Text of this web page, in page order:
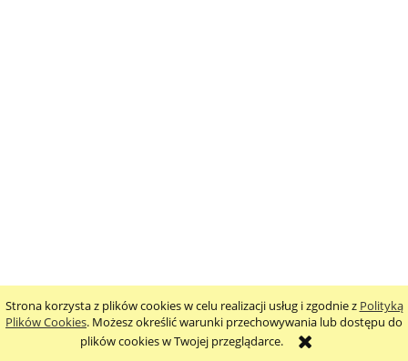
Strona korzysta z plików cookies w celu realizacji usług i zgodnie z Polityką
Plików Cookies. Możesz określić warunki przechowywania lub dostępu do
plików cookies w Twojej przeglądarce.